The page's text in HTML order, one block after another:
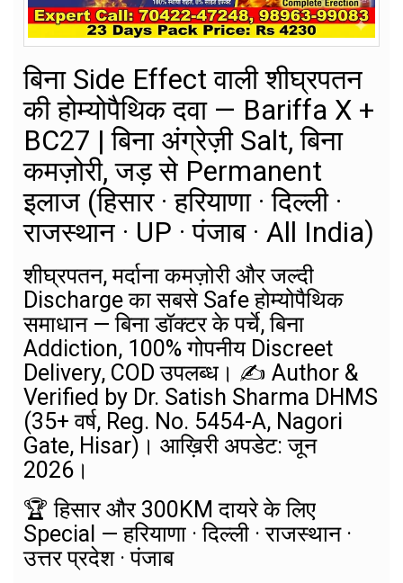
बिना Side Effect वाली शीघ्रपतन
की होम्योपैथिक दवा — Bariffa X +
BC27 | बिना अंग्रेज़ी Salt, बिना
कमज़ोरी, जड़ से Permanent
इलाज (हिसार · हरियाणा · दिल्ली ·
राजस्थान · UP · पंजाब · All India)
शीघ्रपतन, मर्दाना कमज़ोरी और जल्दी
Discharge का सबसे Safe होम्योपैथिक
समाधान — बिना डॉक्टर के पर्चे, बिना
Addiction, 100% गोपनीय Discreet
Delivery, COD उपलब्ध। ✍️ Author &
Verified by Dr. Satish Sharma DHMS
(35+ वर्ष, Reg. No. 5454-A, Nagori
Gate, Hisar)। आख़िरी अपडेट: जून
2026।
🏆 हिसार और 300KM दायरे के लिए
Special — हरियाणा · दिल्ली · राजस्थान ·
उत्तर प्रदेश · पंजाब